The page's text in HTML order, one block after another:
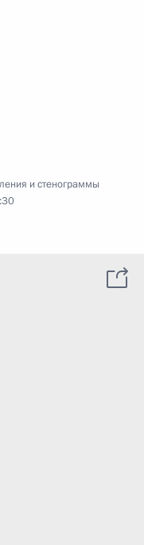
и стенограммы